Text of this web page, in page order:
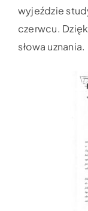
wyjeździe
czerwcu.
słowa uznania.